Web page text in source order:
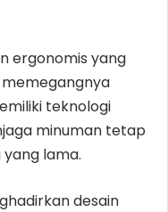
ergonomis yang
teknologi
minuman tetap
lama.
desain